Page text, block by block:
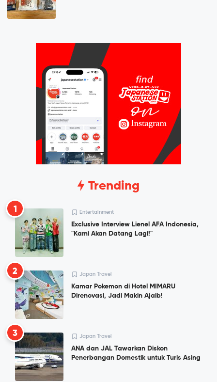
Trending
1 Entertainment
Exclusive Interview Lienel AFA Indonesia,
"Kami Akan Datang Lagi!"
2 Japan Travel
Kamar Pokemon di Hotel MIMARU
Direnovasi, Jadi Makin Ajaib!
3 Japan Travel
ANA dan JAL Tawarkan Diskon
Penerbangan Domestik untuk Turis Asing